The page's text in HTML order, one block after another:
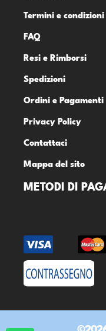
Termini e condizioni
FAQ
Resi e Rimborsi
Spedizioni
Ordini e Pagamenti
Privacy Policy
Contattaci
Mappa del sito
METODI DI